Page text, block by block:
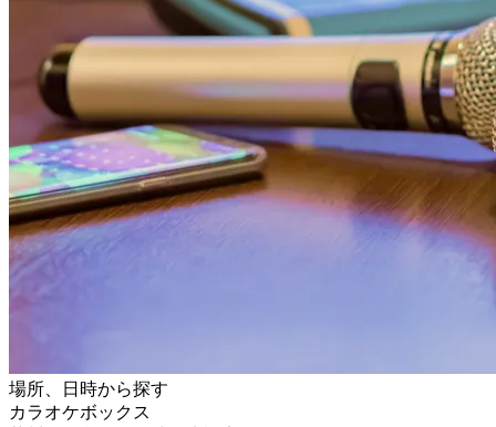
場所、日時から探す
カラオケボックス